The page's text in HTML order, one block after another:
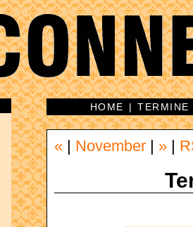
HOME |TERMINE
« November »